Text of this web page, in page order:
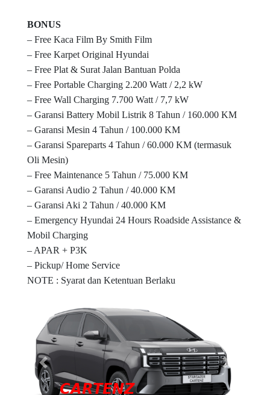
BONUS
– Free Kaca Film By Smith Film
– Free Karpet Original Hyundai
– Free Plat & Surat Jalan Bantuan Polda
– Free Portable Charging 2.200 Watt / 2,2 kW
– Free Wall Charging 7.700 Watt / 7,7 kW
– Garansi Battery Mobil Listrik 8 Tahun / 160.000 KM
– Garansi Mesin 4 Tahun / 100.000 KM
– Garansi Spareparts 4 Tahun / 60.000 KM (termasuk
Oli Mesin)
– Free Maintenance 5 Tahun / 75.000 KM
– Garansi Audio 2 Tahun / 40.000 KM
– Garansi Aki 2 Tahun / 40.000 KM
– Emergency Hyundai 24 Hours Roadside Assistance &
Mobil Charging
– APAR + P3K
– Pickup/ Home Service
NOTE : Syarat dan Ketentuan Berlaku
𝘾𝘼𝙍𝙏𝙀𝙉𝙕
Previous Next